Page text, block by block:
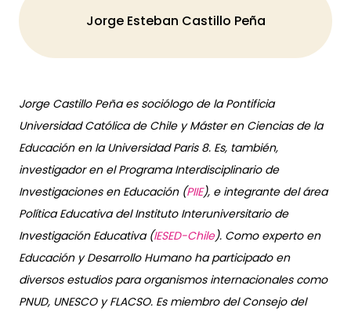
Jorge Esteban Castillo Peña
Jorge Castillo Peña es sociólogo de la Pontificia
Universidad Católica de Chile y Máster en Ciencias de la
Educación en la Universidad Paris 8. Es, también,
investigador en el Programa Interdisciplinario de
Investigaciones en Educación (PIIE), e integrante del área
Política Educativa del Instituto Interuniversitario de
Investigación Educativa (IESED-Chile). Como experto en
Educación y Desarrollo Humano ha participado en
diversos estudios para organismos internacionales como
PNUD, UNESCO y FLACSO. Es miembro del Consejo del